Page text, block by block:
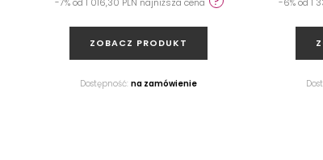
ZOBACZ PRODUKT
Dostępność: na zamówienie